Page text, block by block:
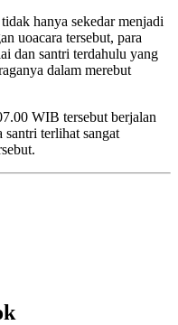
hanya sekedar menjadi
uoacara tersebut, para
dan santri terdahulu yang
dalam merebut
WIB tersebut berjalan
santri terlihat sangat